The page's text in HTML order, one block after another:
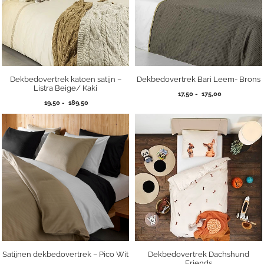
Dekbedovertrek katoen satijn –
Listra Beige/ Kaki
19,50 - 189,50Prijsklasse:
189,50
Dekbedovertrek Bari Leem- Brons
17,50 - 175,00Prijsklasse:
175,00
Satijnen dekbedovertrek – Pico Wit
Dekbedovertrek Dachshund